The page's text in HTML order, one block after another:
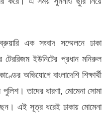
এক সংবাদ সম্মেলনে ঢাকা
টেররিজম ইউনিটের প্রধান মনিরুল
অভিযোগে বাংলাদেশি শিক্ষার্থী
তাদের ধারণা, মোমেনা সোমা
এই সূত্র ধরেই ঢাকায় মোমেনা